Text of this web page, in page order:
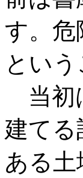
す。危
という
当初
建て
ある